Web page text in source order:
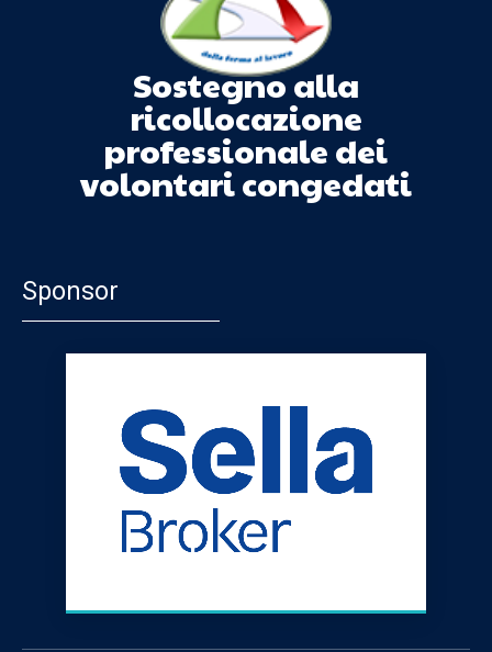
Sostegno alla
ricollocazione
professionale dei
volontari congedati
Sponsor